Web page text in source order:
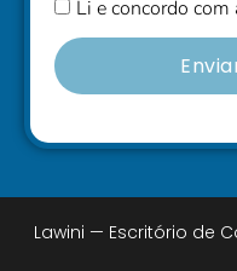
Li e concordo com
Lawini — Escritório de